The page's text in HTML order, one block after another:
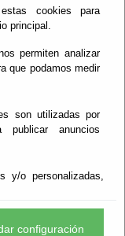
cookies para
principal.
permiten analizar
que podamos medir
son utilizadas por
publicar anuncios
y/o personalizadas,
configuración